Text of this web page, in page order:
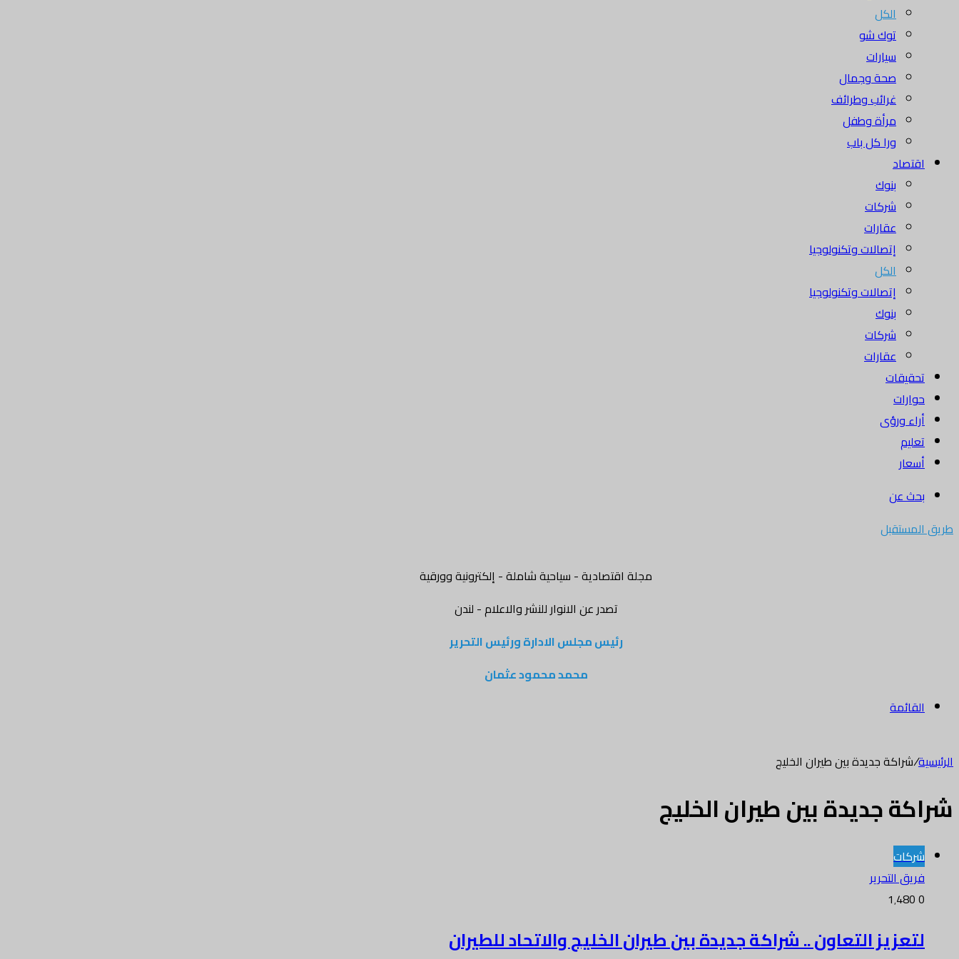
الكل
توك شو
سيارات
صحة وجمال
غرائب وطرائف
مرأة وطفل
ورا كل باب
اقتصاد
بنوك
شركات
عقارات
إتصالات وتكنولوجيا
الكل
إتصالات وتكنولوجيا
بنوك
شركات
عقارات
تحقيقات
حوارات
أراء ورؤى
تعليم
أسعار
بحث عن
طريق المستقبل
مجلة اقتصادية - سياحية شاملة - إلكترونية وورقية
تصدر عن الانوار للنشر والاعلام - لندن
رئيس مجلس الادارة ورئيس التحرير
محمد محمود عثمان
القائمة
الرئيسية/شراكة جديدة بين طيران الخليج
شراكة جديدة بين طيران الخليج
شركات
فريق التحرير
0
لتعزيز التعاون .. شراكة جديدة بين طيران الخليج والاتحاد للطيران